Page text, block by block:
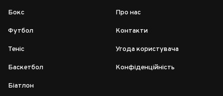
Бокс
Футбол
Теніс
Баскетбол
Біатлон
Про нас
Контакти
Угода користувача
Конфіденційність